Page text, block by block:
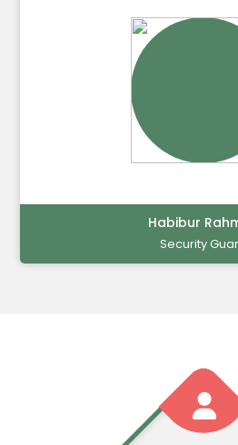
Md. Ajman
Night Guard